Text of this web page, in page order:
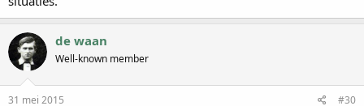
de waan
Well-known member
31 mei 2015 #30